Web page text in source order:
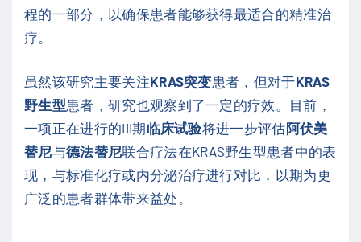
程的一部分，以确保患者能够获得最适合的精准治
疗。
虽然该研究主要关注KRAS突变患者，但对于KRAS
野生型患者，研究也观察到了一定的疗效。目前，
一项正在进行的III期临床试验将进一步评估阿伏美
替尼与德法替尼联合疗法在KRAS野生型患者中的表
现，与标准化疗或内分泌治疗进行对比，以期为更
广泛的患者群体带来益处。